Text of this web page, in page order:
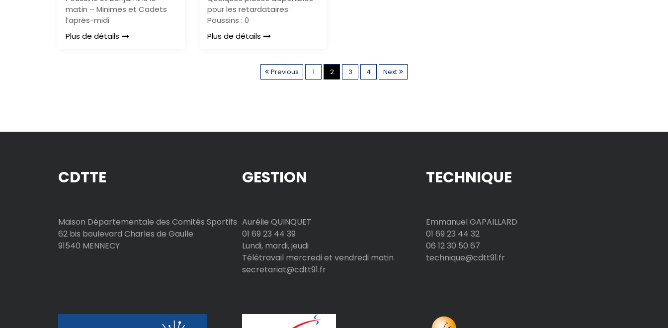
matin – Minimes et Cadets
l’après-midi
Plus de détails
pour les retardataires :
Poussins : 0
Plus de détails
P
o
e
Previous 1 2 3 4 Next
CDTTE GESTION TECHNIQUE
Maison Départementale des Comités Sportifs
62 bis boulevard Charles de Gaulle
91540 MENNECY
Aurélie QUINQUET
01 69 23 44 39
Lundi, mardi, jeudi
Télétravail mercredi et vendredi matin
secretariat@cdtt91.fr
Emmanuel GAPAILLARD
01 69 23 44 32
06 12 30 50 67
technique@cdtt91.fr